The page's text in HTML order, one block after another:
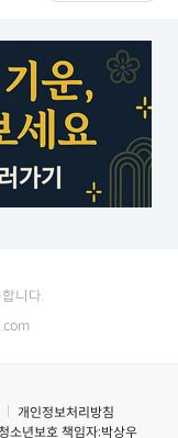
니다.
개인정보처리방침
청소년보호 책임자:박상우